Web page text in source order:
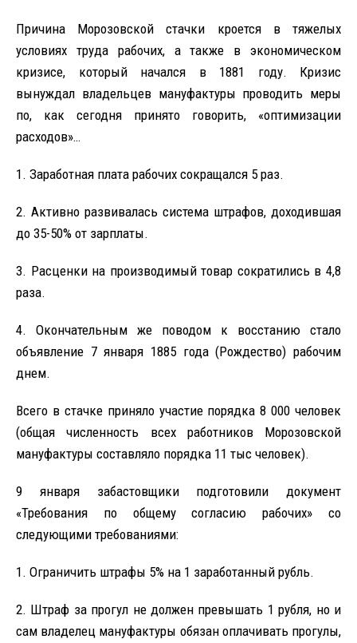
Причина Морозовской стачки кроется в тяжелых
условиях труда рабочих, а также в экономическом
кризисе, который начался в 1881 году. Кризис
вынуждал владельцев мануфактуры проводить меры
по, как сегодня принято говорить, «оптимизации
расходов»…
1. Заработная плата рабочих сокращался 5 раз.
2. Активно развивалась система штрафов, доходившая
до 35-50% от зарплаты.
3. Расценки на производимый товар сократились в 4,8
раза.
4. Окончательным же поводом к восстанию стало
объявление 7 января 1885 года (Рождество) рабочим
днем.
Всего в стачке приняло участие порядка 8 000 человек
(общая численность всех работников Морозовской
мануфактуры составляло порядка 11 тыс человек).
9 января забастовщики подготовили документ
«Требования по общему согласию рабочих» со
следующими требованиями:
1. Ограничить штрафы 5% на 1 заработанный рубль.
2. Штраф за прогул не должен превышать 1 рубля, но и
сам владелец мануфактуры обязан оплачивать прогулы,